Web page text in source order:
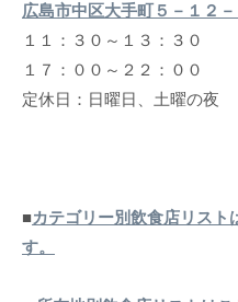
広島市中区大手町５－１２－
１１：３０～１３：３０
１７：００～２２：００
定休日：日曜日、土曜の夜
■カテゴリー別飲食店リスト
す。